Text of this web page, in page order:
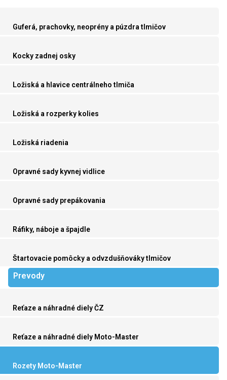
Guferá, prachovky, neoprény a púzdra tlmičov
Kocky zadnej osky
Ložiská a hlavice centrálneho tlmiča
Ložiská a rozperky kolies
Ložiská riadenia
Opravné sady kyvnej vidlice
Opravné sady prepákovania
Ráfiky, náboje a špajdle
Štartovacie pomôcky a odvzdušňováky tlmičov
Prevody
Reťaze a náhradné diely ČZ
Reťaze a náhradné diely Moto-Master
Rozety Moto-Master